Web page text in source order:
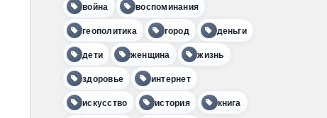
война воспоминания
геополитика город деньги
дети женщина жизнь
здоровье интернет
искусство история книга